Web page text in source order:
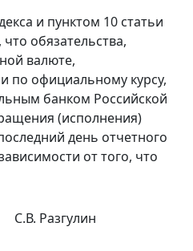
и пунктом 10 статьи
обязательства,
валюте,
по официальному курсу,
банком Российской
(исполнения)
день отчетного
от того, что
С.В. Разгулин